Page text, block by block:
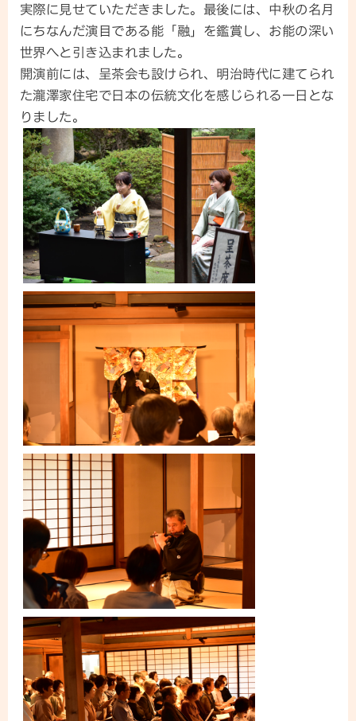
実際に見せていただきました。最後には、中秋の名月
にちなんだ演目である能「融」を鑑賞し、お能の深い
世界へと引き込まれました。
開演前には、呈茶会も設けられ、明治時代に建てられ
た瀧澤家住宅で日本の伝統文化を感じられる一日とな
りました。